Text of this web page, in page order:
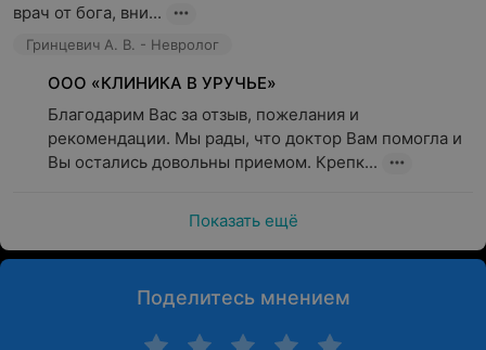
врач от бога, вни...
Гринцевич А. В. - Невролог
ООО «КЛИНИКА В УРУЧЬЕ»
Благодарим Вас за отзыв, пожелания и
рекомендации. Мы рады, что доктор Вам помогла и
Вы остались довольны приемом. Крепк...
Показать ещё
Поделитесь мнением